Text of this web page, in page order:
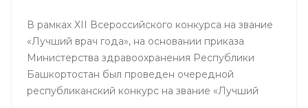
В рамках XII Всероссийского конкурса на звание
«Лучший врач года», на основании приказа
Министерства здравоохранения Республики
Башкортостан был проведен очередной
республиканский конкурс на звание «Лучший